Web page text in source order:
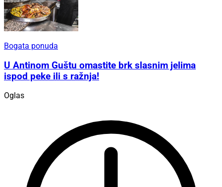
Bogata ponuda
U Antinom Guštu omastite brk slasnim jelima
ispod peke ili s ražnja!
Oglas